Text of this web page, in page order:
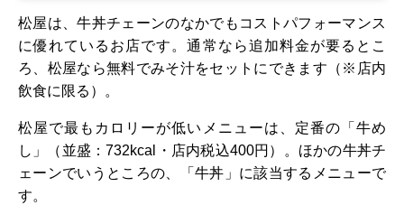
松屋は、牛丼チェーンのなかでもコストパフォーマンス
に優れているお店です。通常なら追加料金が要るとこ
ろ、松屋なら無料でみそ汁をセットにできます（※店内
飲食に限る）。
松屋で最もカロリーが低いメニューは、定番の「牛め
し」（並盛：732kcal・店内税込400円）。ほかの牛丼チ
ェーンでいうところの、「牛丼」に該当するメニューで
す。